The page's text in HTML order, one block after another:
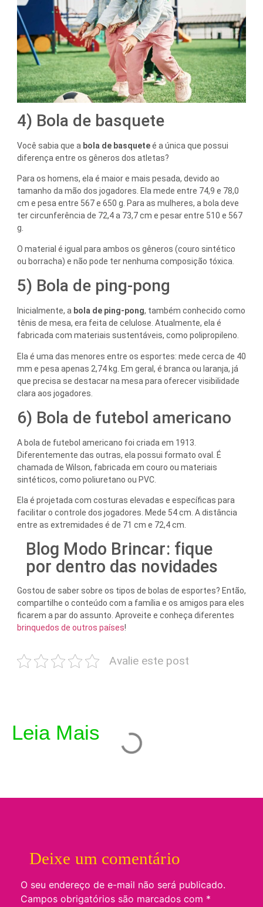
4) Bola de basquete
Você sabia que a bola de basqueteé a única que possui
diferença entre os gêneros dos atletas?
Para os homens, ela é maior e mais pesada, devido ao
tamanho da mão dos jogadores. Ela mede entre 74,9 e 78,0
cm e pesa entre 567 e 650 g. Para as mulheres, a bola deve
ter circunferência de 72,4 a 73,7 cm e pesar entre 510 e 567
g.
O material é igual para ambos os gêneros (couro sintético
ou borracha) e não pode ter nenhuma composição tóxica.
5) Bola de ping-pong
Inicialmente, a bola de ping-pong, também conhecido como
tênis de mesa, era feita de celulose. Atualmente, ela é
fabricada com materiais sustentáveis, como polipropileno.
Ela é uma das menores entre os esportes: mede cerca de 40
mm e pesa apenas 2,74 kg. Em geral, é branca ou laranja, já
que precisa se destacar na mesa para oferecer visibilidade
clara aos jogadores.
6) Bola de futebol americano
A bola de futebol americano foi criada em 1913.
Diferentemente das outras, ela possui formato oval. É
chamada de Wilson, fabricada em couro ou materiais
sintéticos, como poliuretano ou PVC.
Ela é projetada com costuras elevadas e específicas para
facilitar o controle dos jogadores. Mede 54 cm. A distância
entre as extremidades é de 71 cm e 72,4 cm.
Blog Modo Brincar: fique
por dentro das novidades
Gostou de saber sobre os tipos de bolas de esportes? Então,
compartilhe o conteúdo com a família e os amigos para eles
ficarem a par do assunto. Aproveite e conheça diferentes
brinquedos de outros países!
Avalie este post
Leia Mais
Deixe um comentário
O seu endereço de e-mail não será publicado.
Campos obrigatórios são marcados com *